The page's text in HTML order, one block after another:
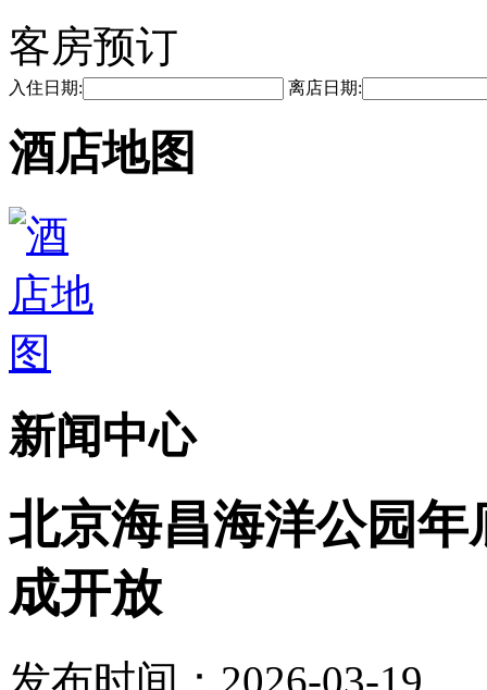
客房预订
入住日期: 离店日期:
酒店地图
新闻中心
北京海昌海洋公园年
成开放
发布时间：2026-03-19